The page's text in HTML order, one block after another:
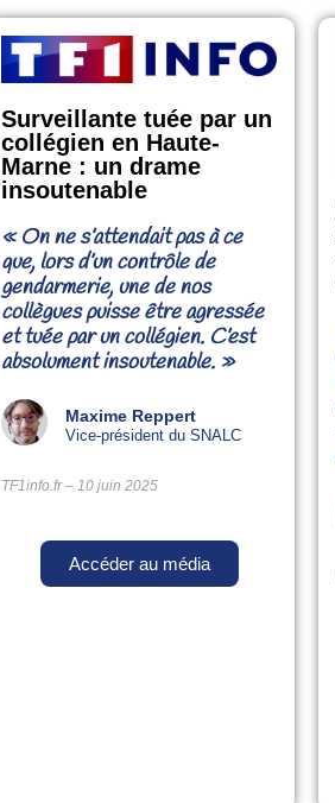
Surveillante tuée par un
collégien en Haute-
Marne : un drame
insoutenable
« On ne s’attendait pas à ce
que, lors d’un contrôle de
gendarmerie, une de nos
collègues puisse être agressée
et tuée par un collégien. C’est
absolument insoutenable. »
Maxime Reppert
Vice-président du SNALC
TF1info.fr – 10 juin 2025
Accéder au média